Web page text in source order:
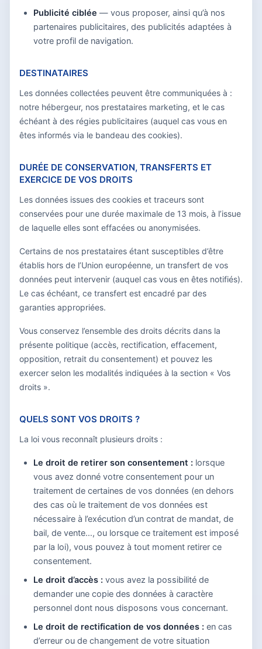
Publicité ciblée — vous proposer, ainsi qu’à nos
partenaires publicitaires, des publicités adaptées à
votre profil de navigation.
DESTINATAIRES
Les données collectées peuvent être communiquées à :
notre hébergeur, nos prestataires marketing, et le cas
échéant à des régies publicitaires (auquel cas vous en
êtes informés via le bandeau des cookies).
DURÉE DE CONSERVATION, TRANSFERTS ET
EXERCICE DE VOS DROITS
Les données issues des cookies et traceurs sont
conservées pour une durée maximale de 13 mois, à l’issue
de laquelle elles sont effacées ou anonymisées.
Certains de nos prestataires étant susceptibles d’être
établis hors de l’Union européenne, un transfert de vos
données peut intervenir (auquel cas vous en êtes notifiés).
Le cas échéant, ce transfert est encadré par des
garanties appropriées.
Vous conservez l’ensemble des droits décrits dans la
présente politique (accès, rectification, effacement,
opposition, retrait du consentement) et pouvez les
exercer selon les modalités indiquées à la section « Vos
droits ».
QUELS SONT VOS DROITS ?
La loi vous reconnaît plusieurs droits :
Le droit de retirer son consentement : lorsque
vous avez donné votre consentement pour un
traitement de certaines de vos données (en dehors
des cas où le traitement de vos données est
nécessaire à l’exécution d’un contrat de mandat, de
bail, de vente…, ou lorsque ce traitement est imposé
par la loi), vous pouvez à tout moment retirer ce
consentement.
Le droit d’accès : vous avez la possibilité de
demander une copie des données à caractère
personnel dont nous disposons vous concernant.
Le droit de rectification de vos données : en cas
d’erreur ou de changement de votre situation